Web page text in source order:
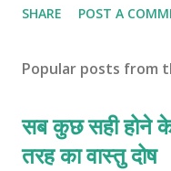
SHARE POST A
Popular posts from
सब कुछ सही होने
तरह का वास्तु दोष